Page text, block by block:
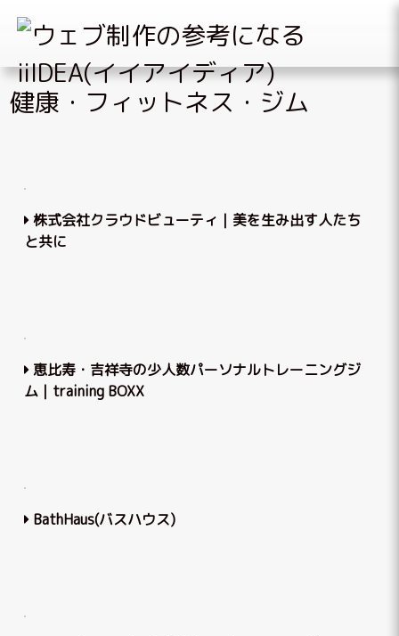
Skip
to
content
健康・フィットネス・ジム
株式会社クラウドビューティ｜美を生み出す人たち
と共に
恵比寿・吉祥寺の少人数パーソナルトレーニングジ
ム｜training BOXX
BathHaus(バスハウス)